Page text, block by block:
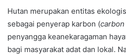
Hutan merupakan entitas
sebagai penyerap karbon (
penyangga keanekaragaman
bagi masyarakat adat dan lokal.